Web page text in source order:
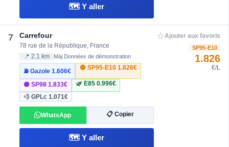
🗺️ Y aller
7 Carrefour
78 rue de la République, France
📍 2.1 km Màj Données de démonstration
⛽ Gazole1.606€
🔴 SP95-E10 1.826€
🟣 SP981.833€ 🌿 E85 0.996€
💨 GPLc1.071€
WhatsApp 📋 Copier
🗺️ Y aller
☆Ajouter aux favoris
SP95-E10
1.826
€/L